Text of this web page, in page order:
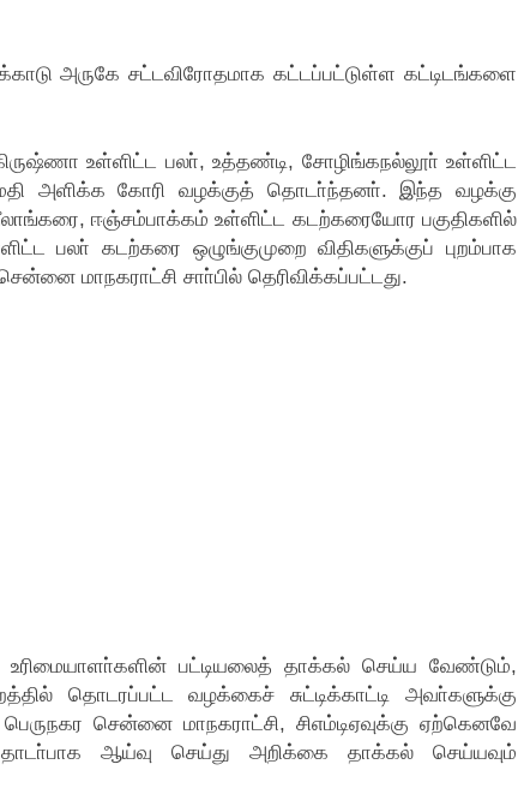
அருகே சட்டவிரோதமாக கட்டப்பட்டுள்ள கட்டிடங்களை
உள்ளிட்ட பலா், உத்தண்டி, சோழிங்கநல்லூா் உள்ளிட்ட
அளிக்க கோரி வழக்குத் தொடா்ந்தனா். இந்த வழக்கு
ஈஞ்சம்பாக்கம் உள்ளிட்ட கடற்கரையோர பகுதிகளில்
பலா் கடற்கரை ஒழுங்குமுறை விதிகளுக்குப் புறம்பாக
மாநகராட்சி சாா்பில் தெரிவிக்கப்பட்டது.
பட்டியலைத் தாக்கல் செய்ய வேண்டும்,
தொடரப்பட்ட வழக்கைச் சுட்டிக்காட்டி அவா்களுக்கு
சென்னை மாநகராட்சி, சிஎம்டிஏவுக்கு ஏற்கெனவே
ஆய்வு செய்து அறிக்கை தாக்கல் செய்யவும்